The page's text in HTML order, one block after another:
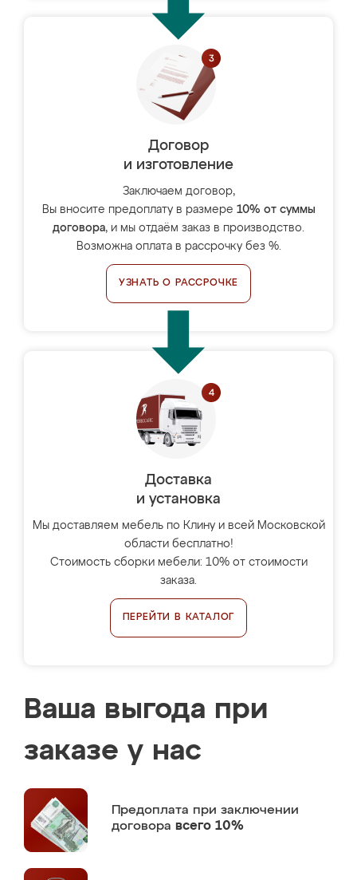
Договор
и изготовление
Заключаем договор,
Вы вносите предоплату в размере 10% от суммы
договора, и мы отдаём заказ в производство.
Возможна оплата в рассрочку без %.
УЗНАТЬ О РАССРОЧКЕ
Доставка
и установка
Мы доставляем мебель по Клину и всей Московской
области бесплатно!
Стоимость сборки мебели: 10% от стоимости
заказа.
ПЕРЕЙТИ В КАТАЛОГ
Ваша выгода при
заказе у нас
Предоплата при заключении
договора всего 10%